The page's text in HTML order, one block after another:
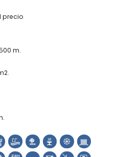
ruina (Molinos de Viento,
(Histórico de Jávea) (a
alojamiento)
Jávea), monumento
lugar histórico (Pueblo de
del alojamiento)
(a menos de 25
ciclismo, canotaje, kayak,
windsurf y esquí acuático (a
villa)
equitación, senderismo y
de la villa)
precio
m.